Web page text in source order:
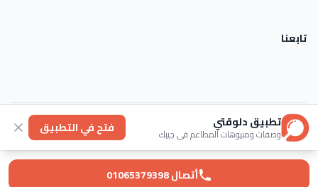
أتصال 01065379398
تابعنا
خصوصية عنا
© 2026 Dlwaqty. جميع الحقوق محفوظة.
Powered byGAIT
تطبيق دلوقتي
وصفات ومنيوهات المطاعم في جيبك فتح في التطبيق